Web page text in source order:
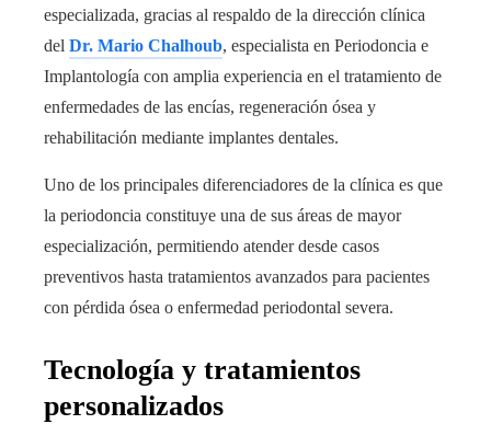
especializada, gracias al respaldo de la dirección clínica
del Dr. Mario Chalhoub, especialista en Periodoncia e
Implantología con amplia experiencia en el tratamiento de
enfermedades de las encías, regeneración ósea y
rehabilitación mediante implantes dentales.
Uno de los principales diferenciadores de la clínica es que
la periodoncia constituye una de sus áreas de mayor
especialización, permitiendo atender desde casos
preventivos hasta tratamientos avanzados para pacientes
con pérdida ósea o enfermedad periodontal severa.
Tecnología y tratamientos
personalizados